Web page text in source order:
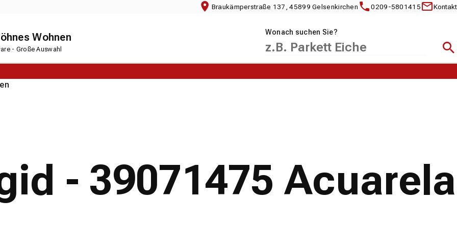
Braukämperstraße 137, 45899 Gelsenkirchen 0209-5801415 Kontakt
Wohnen
- Große Auswahl
Wonach suchen Sie?
- 39071475 Acuarela